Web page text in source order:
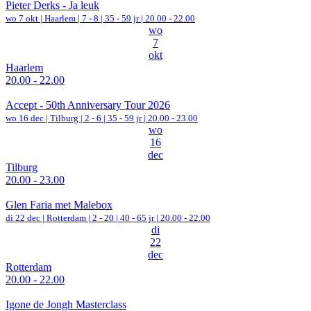
Pieter Derks - Ja leuk
wo 7 okt | Haarlem | 7 - 8 | 35 - 59 jr | 20.00 - 22.00
wo
7
okt
Haarlem
20.00 - 22.00
Accept - 50th Anniversary Tour 2026
wo 16 dec | Tilburg | 2 - 6 | 35 - 59 jr | 20.00 - 23.00
wo
16
dec
Tilburg
20.00 - 23.00
Glen Faria met Malebox
di 22 dec | Rotterdam | 2 - 20 | 40 - 65 jr | 20.00 - 22.00
di
22
dec
Rotterdam
20.00 - 22.00
Igone de Jongh Masterclass